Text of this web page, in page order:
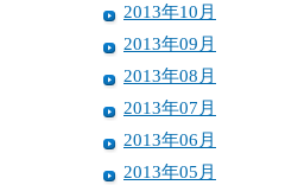
2013年10月
2013年09月
2013年08月
2013年07月
2013年06月
2013年05月